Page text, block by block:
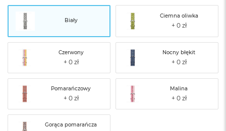
Biały
Ciemna oliwka
Czerwony Nocny błękit
Pomarańczowy Malina
Gorąca pomarańcza